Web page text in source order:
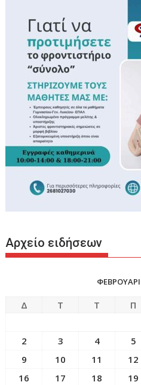
Αρχείο ειδήσεων
Δ Τ Τ Π
2
3 4 5
9
10 11 12
16
17 18 19